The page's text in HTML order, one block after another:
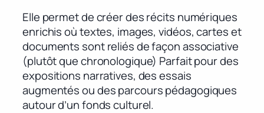
Elle permet de créer des récits numériques
enrichis où textes, images, vidéos, cartes et
documents sont reliés de façon associative
(plutôt que chronologique) Parfait pour des
expositions narratives, des essais
augmentés ou des parcours pédagogiques
autour d’un fonds culturel.